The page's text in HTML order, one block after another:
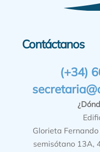
Contáctanos
(+34)
Glorieta
semisótano 13A,